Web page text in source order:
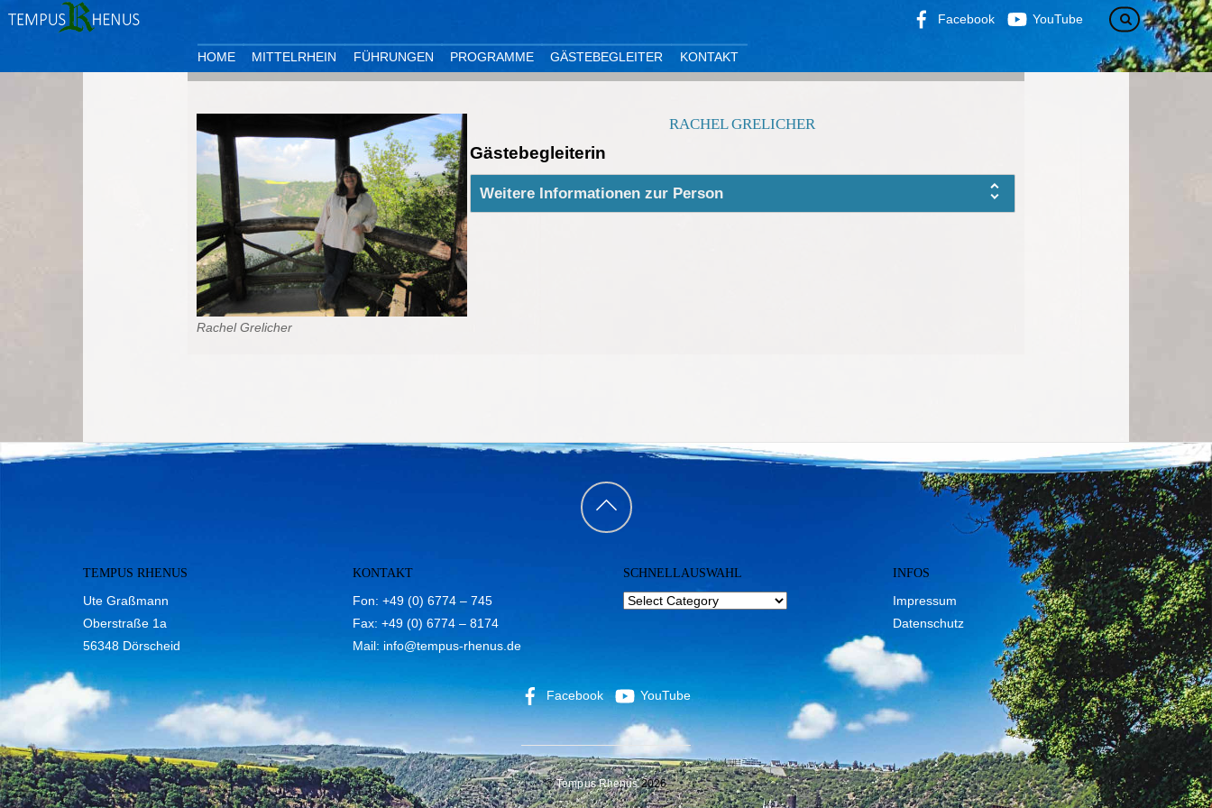
Facebook YouTube
HOME MITTELRHEIN FÜHRUNGEN PROGRAMME GÄSTEBEGLEITER KONTAKT
Rachel Grelicher
RACHEL GRELICHER
Gästebegleiterin
Weitere Informationen zur Person
Back
top
TEMPUS RHENUS
Ute Graßmann
Oberstraße 1a
56348 Dörscheid
KONTAKT
Fon: +49 (0) 6774 – 745
Fax: +49 (0) 6774 – 8174
Mail: info@tempus-rhenus.de
SCHNELLAUSWAHL
INFOS
Impressum
Datenschutz
Facebook YouTube
©Tempus Rhenus2026